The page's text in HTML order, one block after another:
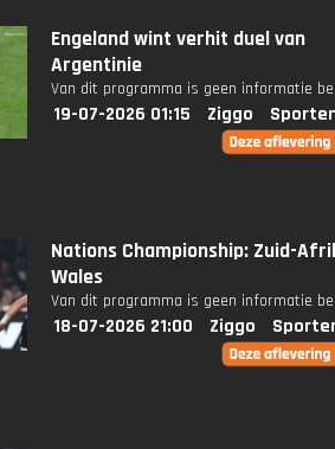
Engeland wint verhit duel van
Argentinie
Van dit programma is geen informatie
19-07-2026 01:15 Ziggo
Nations Championship: Zuid-
Wales
Van dit programma is geen informatie
18-07-2026 21:00 Ziggo